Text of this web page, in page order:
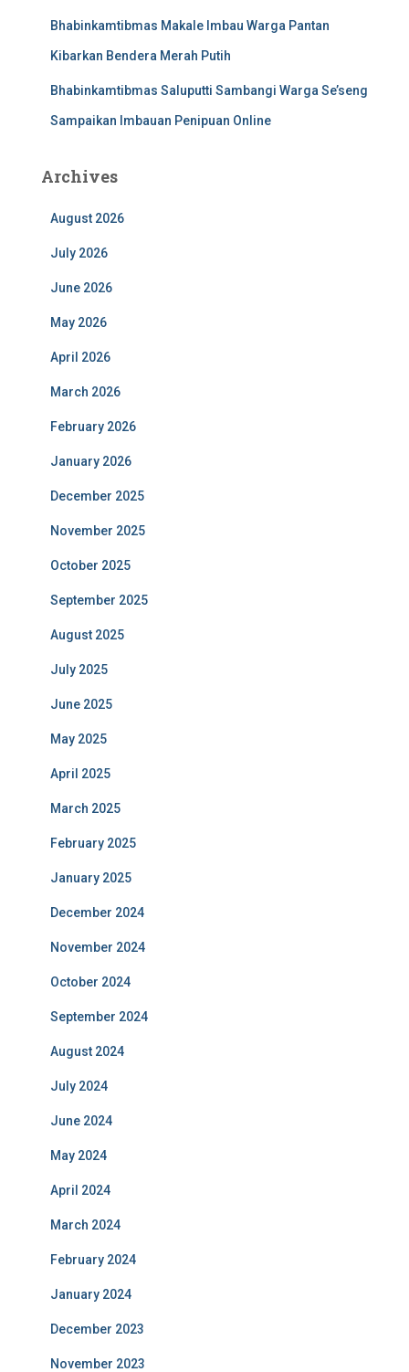
Bhabinkamtibmas Makale Imbau Warga Pantan
Kibarkan Bendera Merah Putih
Bhabinkamtibmas Saluputti Sambangi Warga Se’seng
Sampaikan Imbauan Penipuan Online
Archives
August 2026
July 2026
June 2026
May 2026
April 2026
March 2026
February 2026
January 2026
December 2025
November 2025
October 2025
September 2025
August 2025
July 2025
June 2025
May 2025
April 2025
March 2025
February 2025
January 2025
December 2024
November 2024
October 2024
September 2024
August 2024
July 2024
June 2024
May 2024
April 2024
March 2024
February 2024
January 2024
December 2023
November 2023